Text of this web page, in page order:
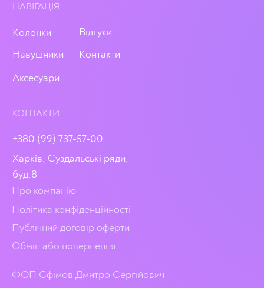
Політика конфіденційності
Про компанію
Публічний договір оферти
Обмін або повернення
+380 (99) 737-57-00
Харків, Суздальські ряди,
буд.8
Колонки
НАВІГАЦІЯ
КОНТАКТИ
Навушники
Аксесуари
Відгуки
Контакти
ФОП Єфімов Дмитро Сергійович